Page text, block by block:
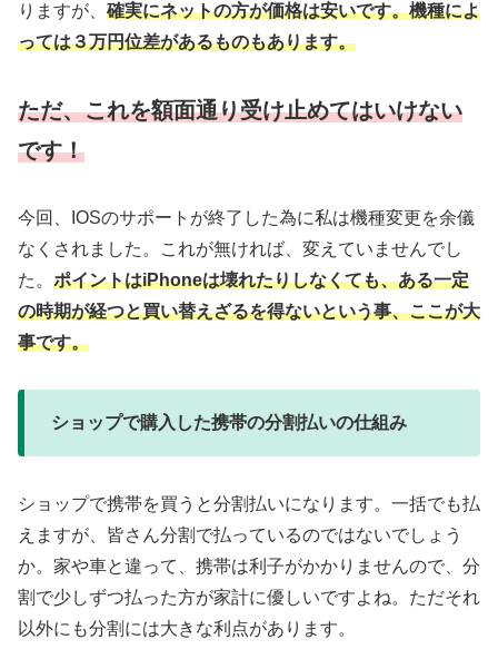
りますが、 確実にネットの方が価格は安いです。機種によ
っては３万円位差があるものもあります。
ただ、これを額面通り受け止めてはいけない
です！
今回、IOSのサポートが終了した為に私は機種変更を余儀
なくされました。これが無ければ、変えていませんでし
た。 ポイントはiPhoneは壊れたりしなくても、ある一定
の時期が経つと買い替えざるを得ないという事、ここが大
事です。
ショップで購入した携帯の分割払いの仕組み
ショップで携帯を買うと分割払いになります。一括でも払
えますが、皆さん分割で払っているのではないでしょう
か。家や車と違って、携帯は利子がかかりませんので、分
割で少しずつ払った方が家計に優しいですよね。ただそれ
以外にも分割には大きな利点があります。